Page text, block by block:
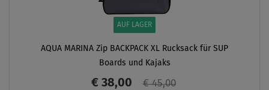
AUF LAGER
AQUA MARINA Zip BACKPACK XL Rucksack für SUP
Boards und Kajaks
€ 38,00 € 45,00